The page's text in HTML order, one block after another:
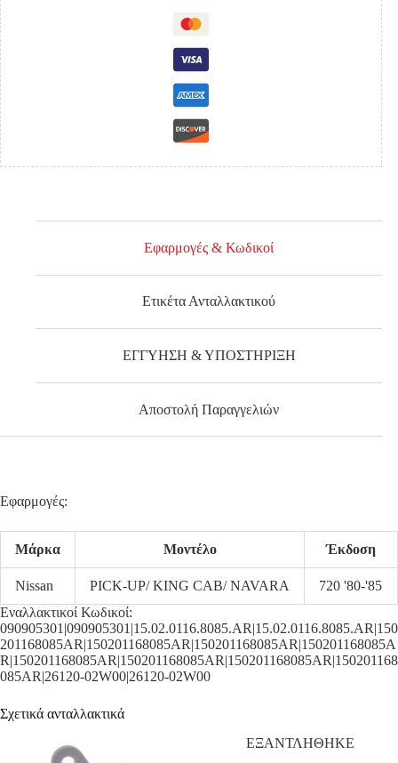
DIAMOND
ΔΕΞΙΟΣ
ποσότητα
Εφαρμογές & Κωδικοί
Ετικέτα Ανταλλακτικού
ΕΓΓΥΗΣΗ & ΥΠΟΣΤΗΡΙΞΗ
Αποστολή Παραγγελιών
Εφαρμογές:
Μάρκα Μοντέλο Έκδοση
Nissan PICK-UP/ KING CAB/ NAVARA
720 '80-'85
Εναλλακτικοί Κωδικοί:
090905301|090905301|15.02.0116.8085.AR|15.02.0116.8085.AR|150
201168085AR|150201168085AR|150201168085AR|150201168085A
R|150201168085AR|150201168085AR|150201168085AR|150201168
085AR|26120-02W00|26120-02W00
Σχετικά ανταλλακτικά
ΕΞΑΝΤΛΗΘΗΚΕ